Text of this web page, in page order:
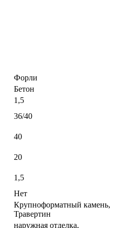
Форли
Бетон
1,5
36/40
40
20
1,5
Нет
Крупноформатный камень,
Травертин
наружная отделка,